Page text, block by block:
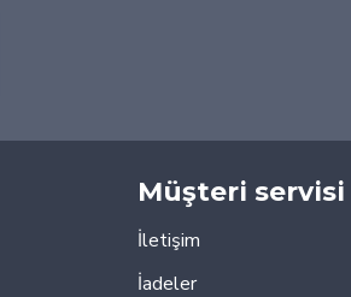
Müşteri servisi
İletişim
İadeler